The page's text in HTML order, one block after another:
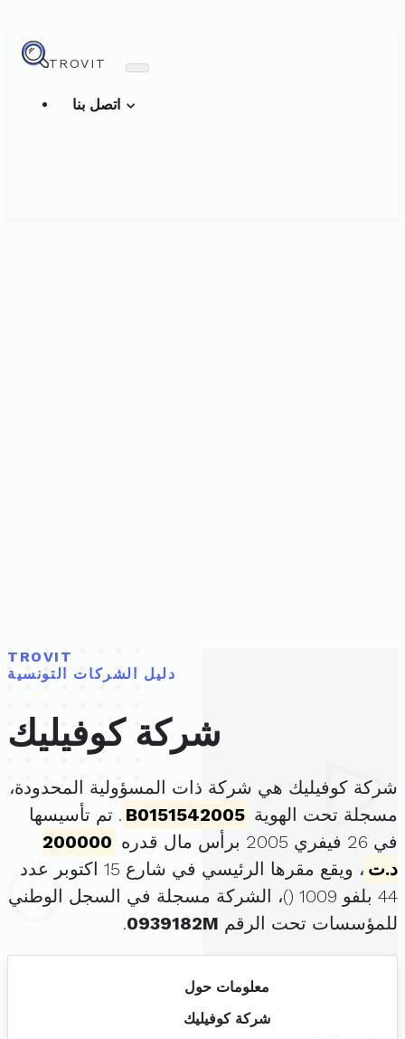
TROVIT
TROVIT
دليل الشركات التونسية
شركة كوفيليك
شركة كوفيليك هي شركة ذات المسؤولية المحدودة،
مسجلة تحت الهوية B0151542005 . تم تأسيسها
في 26 فيفري 2005 برأس مال قدره
200000
د.ت
، ويقع مقرها الرئيسي في شارع 15 اكتوبر عدد
44 بلفو 1009 (
)، الشركة مسجلة في السجل الوطني
للمؤسسات تحت الرقم 0939182M
.
معلومات حول
شركة كوفيليك